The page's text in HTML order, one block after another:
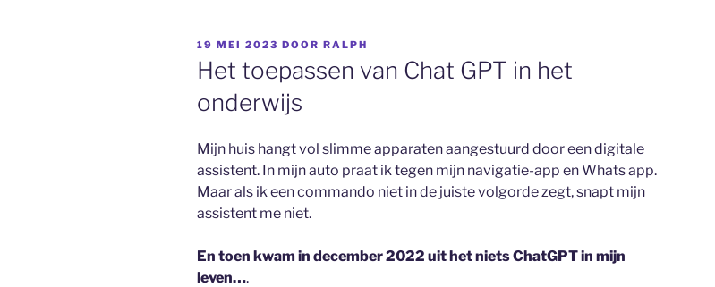
GEPLAATST
OP
19 MEI 2023 DOOR RALPH
Het toepassen van Chat GPT in het
onderwijs
Mijn huis hangt vol slimme apparaten aangestuurd door een digitale
assistent. In mijn auto praat ik tegen mijn navigatie-app en Whats app.
Maar als ik een commando niet in de juiste volgorde zegt, snapt mijn
assistent me niet.
En toen kwam in december 2022 uit het niets ChatGPT in mijn
leven….